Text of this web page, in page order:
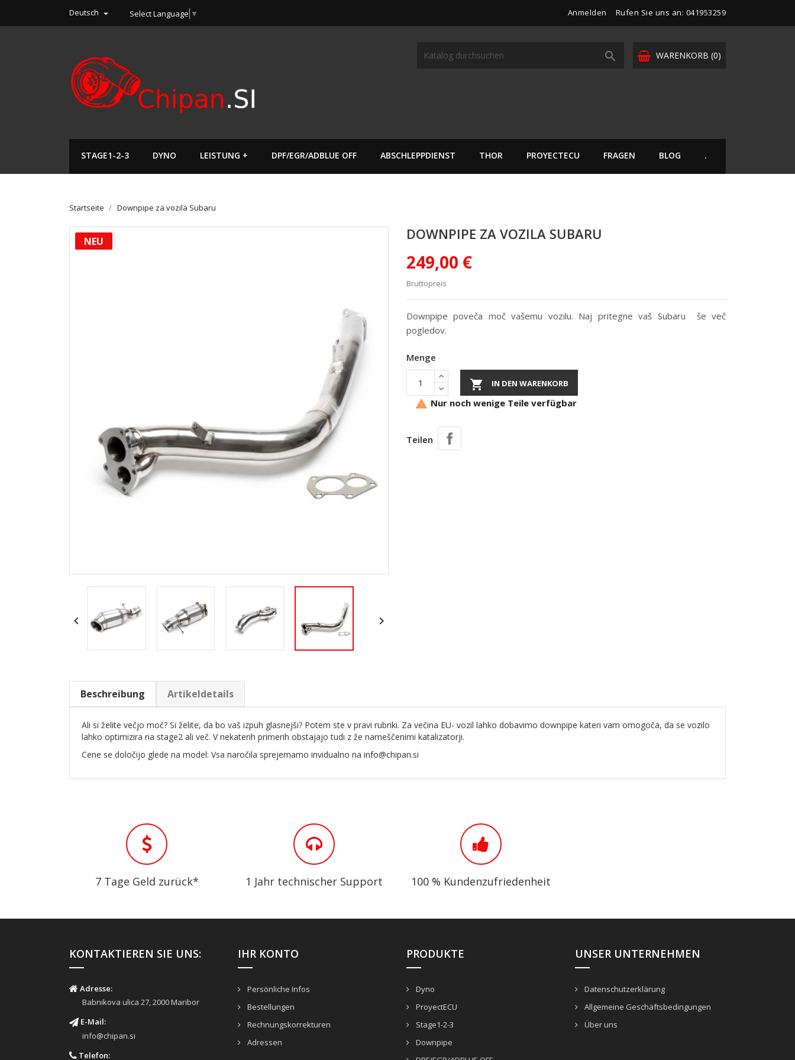
Deutsch  Select Language ▼ Anmelden Rufen Sie uns an: 041953259
WARENKORB (0)

STAGE1-2-3 DYNO LEISTUNG + DPF/EGR/ADBLUE OFF ABSCHLEPPDIENST THOR PROYECTECU FRAGEN BLOG .
Startseite Downpipe za vozila Subaru
NEU
 
DOWNPIPE ZA VOZILA SUBARU
249,00 €
Bruttopreis
Downpipe poveča moč vašemu vozilu. Naj pritegne vaš Subaru še več
pogledov.
Menge
 IN DEN WARENKORB
 Nur noch wenige Teile verfügbar
Teilen
Beschreibung Artikeldetails
Ali si želite večjo moč? Si želite, da bo vaš izpuh glasnejši? Potem ste v pravi rubriki. Za večina EU- vozil lahko dobavimo downpipe kateri vam omogoča, da se vozilo
lahko optimizira na stage2 ali več. V nekaterih primerih obstajajo tudi z že nameščenimi katalizatorji.
Cene se določijo glede na model: Vsa naročila sprejemamo invidualno na info@chipan.si
7 Tage Geld zurück* 1 Jahr technischer Support 100 % Kundenzufriedenheit
KONTAKTIEREN SIE UNS:
Adresse:
Babnikova ulica 27, 2000 Maribor
E-Mail:
info@chipan.si
Telefon:
IHR KONTO
Persönliche Infos
Bestellungen
Rechnungskorrekturen
Adressen
PRODUKTE
Dyno
ProyectECU
Stage1-2-3
Downpipe
UNSER UNTERNEHMEN
Datenschutzerklärung
Allgemeine Geschäftsbedingungen
Über uns